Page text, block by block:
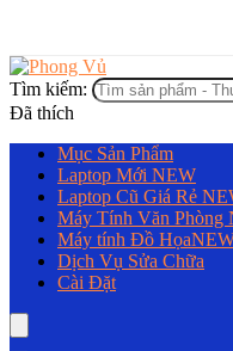
Tìm kiếm:
Đã thích
Mục Sản Phẩm
Laptop Mới NEW
Laptop Cũ Giá Rẻ
Máy Tính Văn Phòng
Máy tính Đồ Họa
Dịch Vụ Sửa Chữa
Cài Đặt